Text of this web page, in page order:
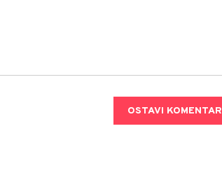
OSTAVI KOMENTAR